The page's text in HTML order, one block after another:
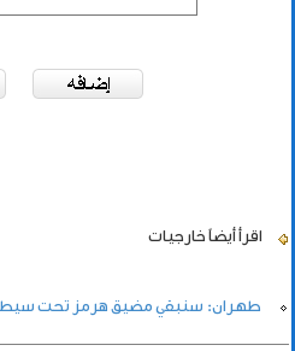
اقرأ أيضاً خارجيات
طهران: سنبقي مضيق هرمز تحت